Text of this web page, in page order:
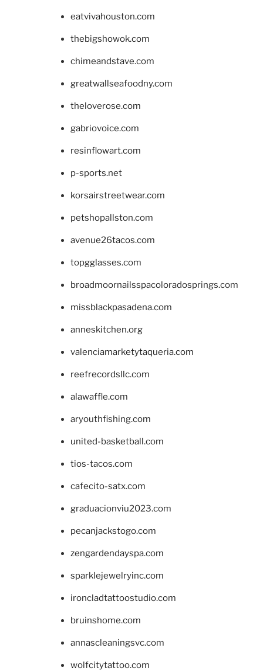
eatvivahouston.com
thebigshowok.com
chimeandstave.com
greatwallseafoodny.com
theloverose.com
gabriovoice.com
resinflowart.com
p-sports.net
korsairstreetwear.com
petshopallston.com
avenue26tacos.com
topgglasses.com
broadmoornailsspacoloradosprings.com
missblackpasadena.com
anneskitchen.org
valenciamarketytaqueria.com
reefrecordsllc.com
alawaffle.com
aryouthfishing.com
united-basketball.com
tios-tacos.com
cafecito-satx.com
graduacionviu2023.com
pecanjackstogo.com
zengardendayspa.com
sparklejewelryinc.com
ironcladtattoostudio.com
bruinshome.com
annascleaningsvc.com
wolfcitytattoo.com